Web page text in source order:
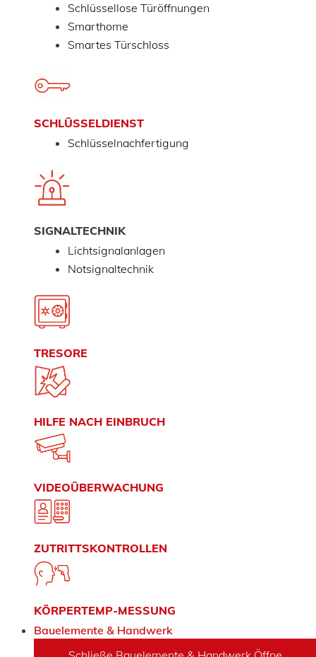
Schlüssellose Türöffnungen
Smarthome
Smartes Türschloss
SCHLÜSSELDIENST
Schlüsselnachfertigung
SIGNALTECHNIK
Lichtsignalanlagen
Notsignaltechnik
TRESORE
HILFE NACH EINBRUCH
VIDEOÜBERWACHUNG
ZUTRITTSKONTROLLEN
KÖRPERTEMP-MESSUNG
Bauelemente & Handwerk